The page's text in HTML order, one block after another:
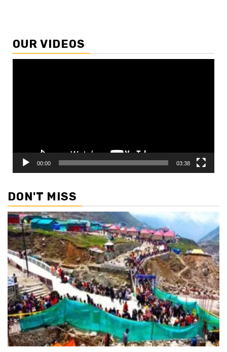
OUR VIDEOS
00:00 03:38
DON'T MISS